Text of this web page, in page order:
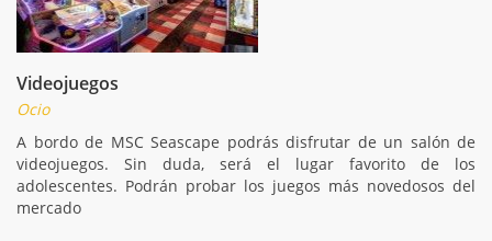
Videojuegos
Ocio
A bordo de MSC Seascape podrás disfrutar de un salón de
videojuegos. Sin duda, será el lugar favorito de los
adolescentes. Podrán probar los juegos más novedosos del
mercado